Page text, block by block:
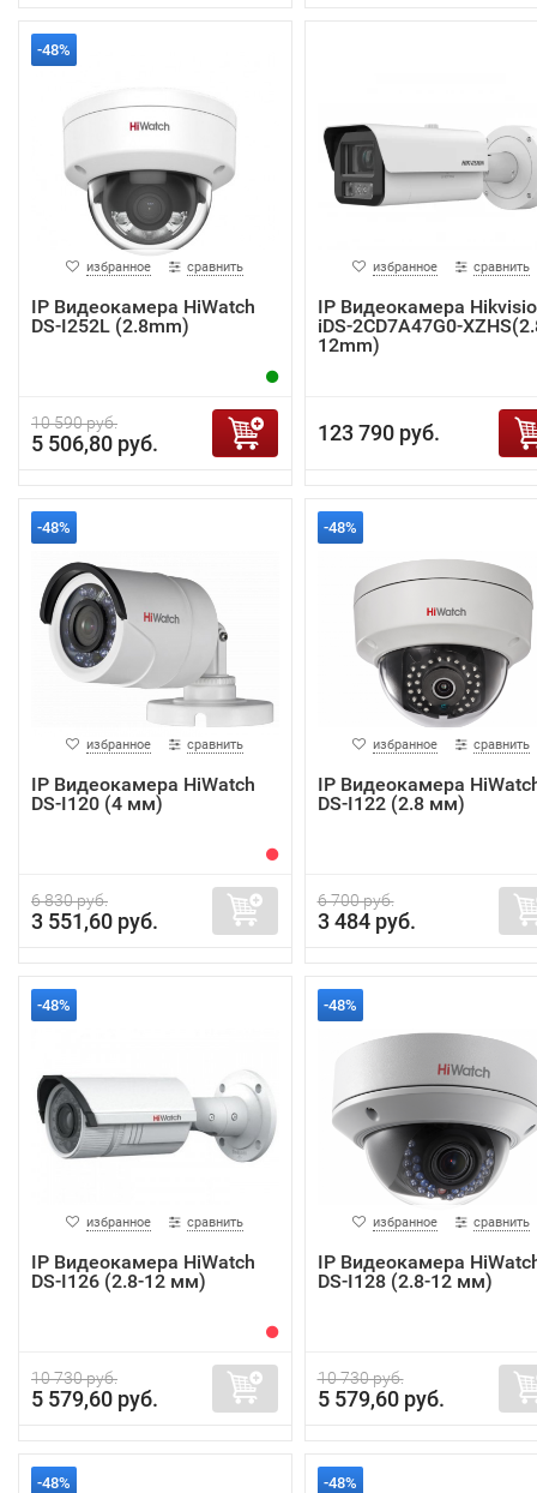
-48%
избранное сравнить
IP Видеокамера HiWatch
DS-I252L (2.8mm)
10 590 руб.
5 506,80 руб.
избранное сравнить
IP Видеокамера
iDS-2CD7A47G0-
12mm)
123 790 руб.
-48%
избранное сравнить
IP Видеокамера HiWatch
DS-I120 (4 мм)
6 830 руб.
3 551,60 руб.
-48%
избранное сравнить
IP Видеокамера
DS-I122 (2.8 мм)
6 700 руб.
3 484 руб.
-48%
избранное сравнить
IP Видеокамера HiWatch
DS-I126 (2.8-12 мм)
10 730 руб.
5 579,60 руб.
-48%
избранное сравнить
IP Видеокамера
DS-I128 (2.8-12 мм)
10 730 руб.
5 579,60 руб.
-48% -48%